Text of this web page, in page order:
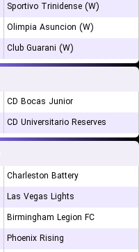
Sportivo Trinidense (W)
Olimpia Asuncion (W)
Club Guarani (W)
CD Bocas Junior
CD Universitario Reserves
Charleston Battery
Las Vegas Lights
Birmingham Legion FC
Phoenix Rising